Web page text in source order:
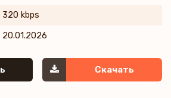
320 kbps
20.01.2026
Скачать